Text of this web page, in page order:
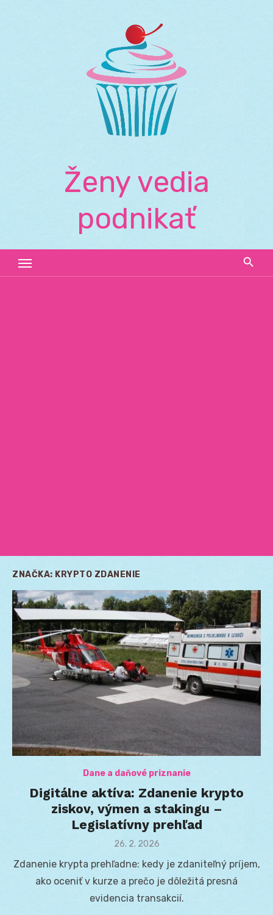
Ženy vedia
podnikať
ZNAČKA: KRYPTO ZDANENIE
Dane a daňové priznanie
Digitálne aktíva: Zdanenie krypto
ziskov, výmen a stakingu –
Legislatívny prehľad
Posted
26. 2. 2026
Zdanenie krypta prehľadne: kedy je zdaniteľný príjem,
ako oceniť v kurze a prečo je dôležitá presná
evidencia transakcií.